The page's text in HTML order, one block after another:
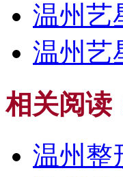
温州艺
温州艺
相关阅读
温州整